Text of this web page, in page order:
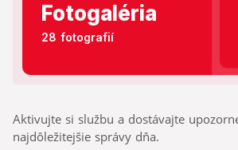
Fotogaléria
28 fotografií
Aktivujte si službu a dostávajte
najdôležitejšie správy dňa.